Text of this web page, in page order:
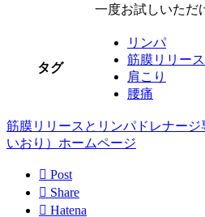
一度お試しいただ
タグ
リンパ
筋膜リリース
肩こり
腰痛
筋膜リリースとリンパドレナー
いおり）ホームページ
 Post
 Share
 Hatena